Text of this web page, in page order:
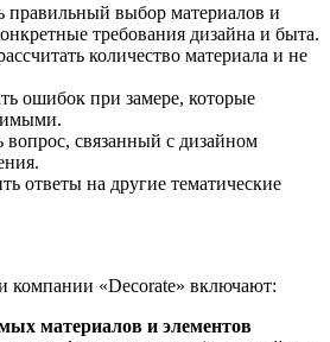
правильный выбор материалов и
требования дизайна и быта.
количество материала и не
ошибок при замере, которые
вопрос, связанный с дизайном
ответы на другие тематические
компании «Decorate» включают:
материалов и элементов